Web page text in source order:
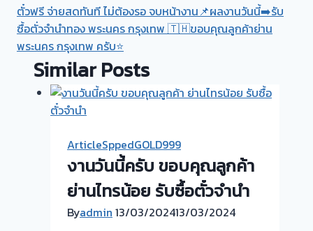
ตั๋วฟรี จ่ายสดทันที ไม่ต้องรอ จบหน้างาน📌ผลงานวันนี้➡️รับ
ซื้อตั่วจำนำทอง พระนคร กรุงเทพ 🇹🇭ขอบคุณลูกค้าย่าน
พระนคร กรุงเทพ ครับ⭐
Similar Posts
ArticleSppedGOLD999
งานวันนี้ครับ ขอบคุณลูกค้า
ย่านไทรน้อย รับซื้อตั๋วจำนำ
Byadmin 13/03/202413/03/2024